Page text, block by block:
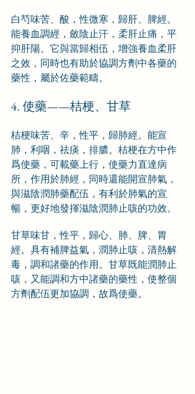
白芍味苦、酸，性微寒，歸肝、脾經。
能養血調經，斂陰止汗，柔肝止痛，平
抑肝陽。它與當歸相伍，增強養血柔肝
之效，同時也有助於協調方劑中各藥的
藥性，屬於佐藥範疇。
4. 使藥——桔梗、甘草
桔梗味苦、辛，性平，歸肺經。能宣
肺，利咽，祛痰，排膿。桔梗在方中作
爲使藥，可載藥上行，使藥力直達病
所，作用於肺經，同時還能開宣肺氣，
與滋陰潤肺藥配伍，有利於肺氣的宣
暢，更好地發揮滋陰潤肺止咳的功效。
甘草味甘，性平，歸心、肺、脾、胃
經。具有補脾益氣，潤肺止咳，清熱解
毒，調和諸藥的作用。甘草既能潤肺止
咳，又能調和方中諸藥的藥性，使整個
方劑配伍更加協調，故爲使藥。